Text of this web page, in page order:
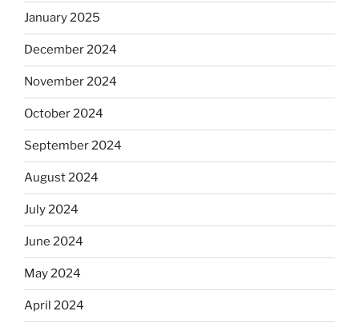
January 2025
December 2024
November 2024
October 2024
September 2024
August 2024
July 2024
June 2024
May 2024
April 2024